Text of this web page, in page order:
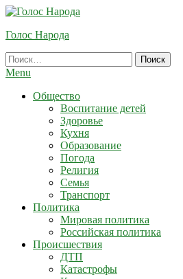
Skip
Content
Голос Народа
Найти:
Menu
Общество
Воспитание детей
Здоровье
Кухня
Образование
Погода
Религия
Семья
Транспорт
Политика
Мировая политика
Российская политика
Происшествия
ДТП
Катастрофы